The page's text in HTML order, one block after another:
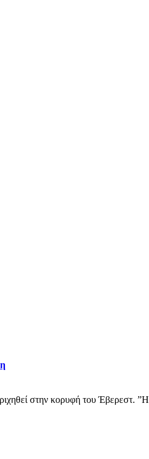
στην κορυφή του Έβερεστ. ”Η